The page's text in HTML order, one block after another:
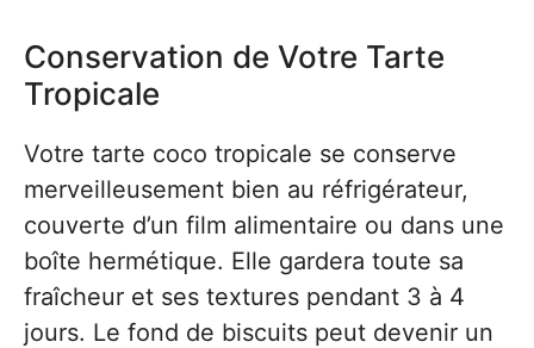
Conservation de Votre Tarte
Tropicale
Votre tarte coco tropicale se conserve
merveilleusement bien au réfrigérateur,
couverte d’un film alimentaire ou dans une
boîte hermétique. Elle gardera toute sa
fraîcheur et ses textures pendant 3 à 4
jours. Le fond de biscuits peut devenir un